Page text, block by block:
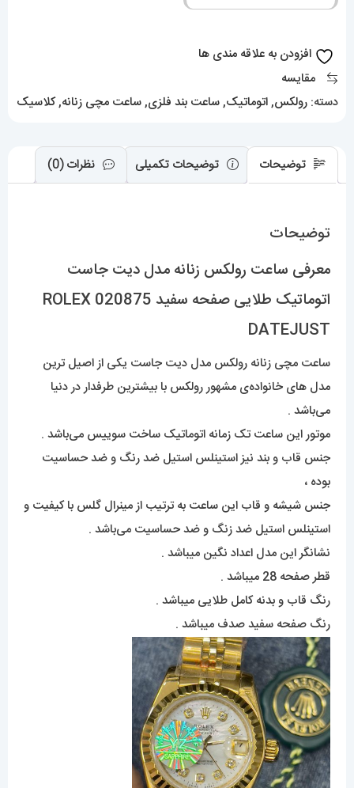
اتوماتیک
طلایی
ROLEX
DATEJUST
افزودن به علاقه مندی ها
مقایسه
دسته: رولکس,اتوماتیک,ساعت بند فلزی,ساعت مچی زنانه,کلاسیک
توضیحات توضیحات تکمیلی نظرات (0)
توضیحات
معرفی ساعت رولکس زنانه مدل دیت جاست
اتوماتیک طلایی صفحه سفید 020875 ROLEX
DATEJUST
ساعت مچی زنانه رولکس مدل دیت جاست یکی از اصیل ترین
مدل های خانواده‌ی مشهور رولکس با بیشترین طرفدار در دنیا
می‌باشد .
موتور این ساعت تک زمانه اتوماتیک ساخت سوییس می‌باشد .
جنس قاب و بند نیز استینلس استیل ضد رنگ و ضد حساسیت
بوده ،
جنس شیشه و قاب این ساعت به ترتیب از مینرال گلس با کیفیت و
استینلس استیل ضد زنگ و ضد حساسیت می‌باشد .
نشانگر این مدل اعداد نگین میباشد .
قطر صفحه 28 میباشد .
رنگ قاب و بدنه کامل طلایی میباشد .
رنگ صفحه سفید صدف میباشد .